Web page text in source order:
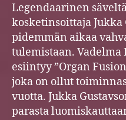
Legendaarinen
kosketinsoittaja Jukka
pidemmän aikaa
tulemistaan. Vadelma
esiintyy ”Organ
joka on ollut
vuotta. Jukka
parasta